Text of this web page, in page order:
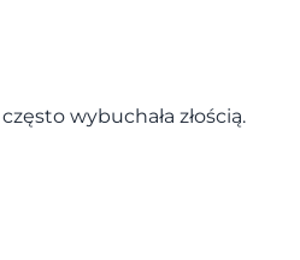
wybuchała złością.